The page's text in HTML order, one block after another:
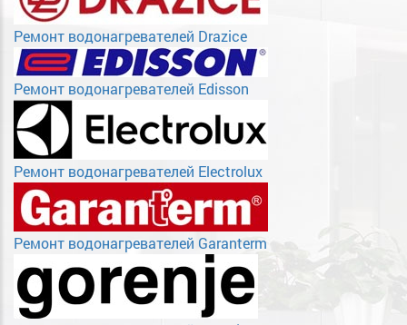
Ремонт водонагревателей Drazice
Ремонт водонагревателей Edisson
Ремонт водонагревателей Electrolux
Ремонт водонагревателей Garanterm